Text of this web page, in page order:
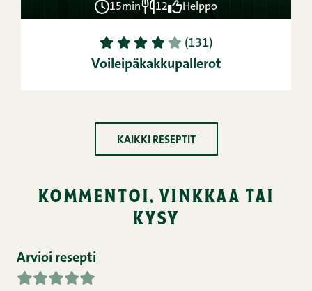
15min 12 Helppo
1 2 3 4 5 (131)
Voileipäkakkupallerot
KAIKKI RESEPTIT
kommentoi, vinkkaa tai
kysy
Arvioi resepti